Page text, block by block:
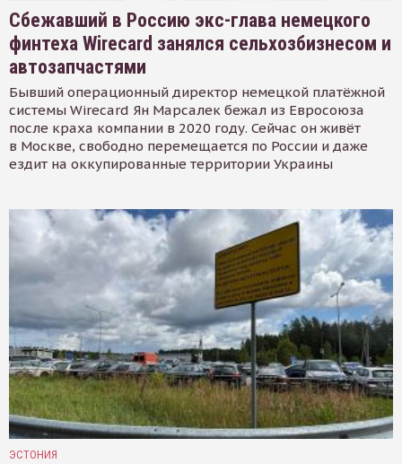
Сбежавший в Россию экс-глава немецкого
финтеха Wirecard занялся сельхозбизнесом и
автозапчастями
Бывший операционный директор немецкой платёжной
системы Wirecard Ян Марсалек бежал из Евросоюза
после краха компании в 2020 году. Сейчас он живёт
в Москве, свободно перемещается по России и даже
ездит на оккупированные территории Украины
ЭСТОНИЯ